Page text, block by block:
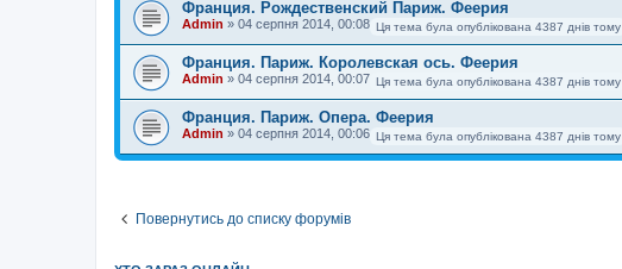
Франция. Рождественский Париж. Феерия
Admin » 04 серпня 2014, 00:08 Ця тема була опублікована 4387 днів тому
Франция. Париж. Королевская ось. Феерия
Admin » 04 серпня 2014, 00:07 Ця тема була опублікована 4387 днів тому
Франция. Париж. Опера. Феерия
Admin » 04 серпня 2014, 00:06 Ця тема була опублікована 4387 днів тому
Повернутись до списку форумів